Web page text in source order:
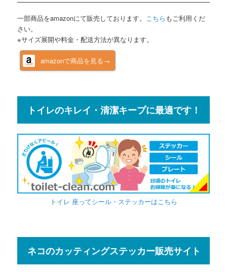
一部商品をamazonにて販売しております。 こちら もご利用くだ
さい。
※サイズ展開や料金・配送方法が異なります。
amazonで商品を見る→
トイレのキレイ・清潔キープに最適です！
トイレ 座ってシール・ステッカーはこちら
ネコのカッティングステッカー販売サイト